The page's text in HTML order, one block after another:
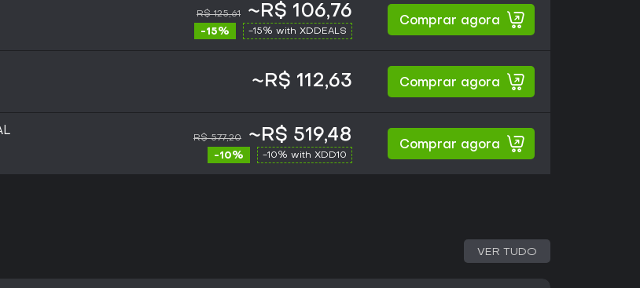
R$ 125,61 ~R$ 106,76
-15% -15% with XDDEALS
Comprar agora
~R$ 112,63 Comprar agora
R$ 577,20 ~R$ 519,48
-10% -10% with XDD10
Comprar agora
VER TUDO